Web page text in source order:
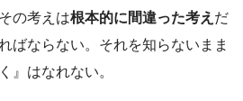
の考えは根本的に間違った考え だ
ばならない。それを知らないまま
』はなれない。